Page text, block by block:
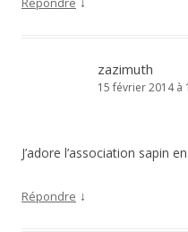
zazimuth
15 février 2014 à
J’adore l’association sapin
Répondre ↓